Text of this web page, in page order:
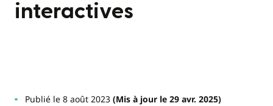
interactives
Publié le 8 août 2023(Mis à jour le 29 avr. 2025)